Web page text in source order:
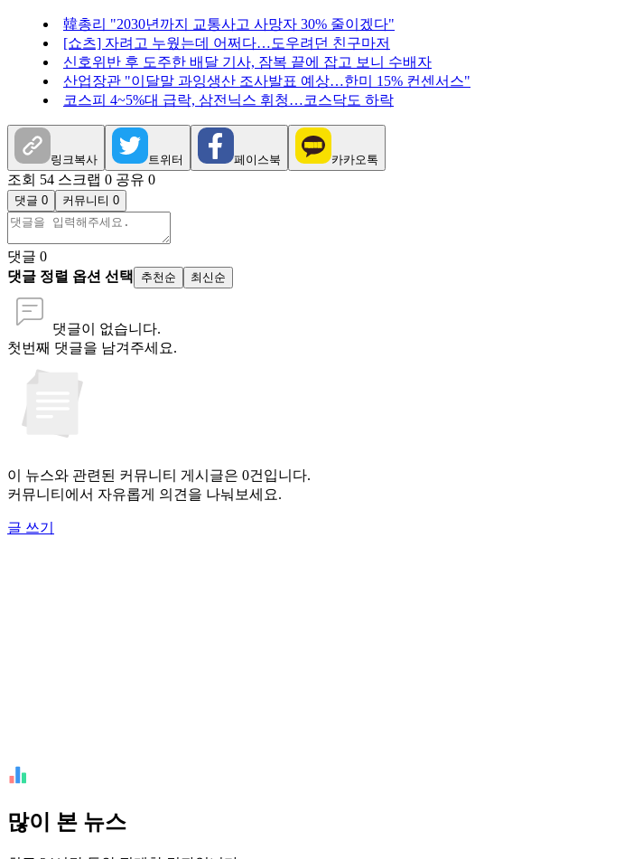
韓총리 "2030년까지 교통사고 사망자 30% 줄이겠다"
[쇼츠] 자려고 누웠는데 어쩌다…도우려던 친구마저
신호위반 후 도주한 배달 기사, 잠복 끝에 잡고 보니 수배자
산업장관 "이달말 과잉생산 조사발표 예상…한미 15% 컨센서스"
코스피 4~5%대 급락, 삼전닉스 휘청…코스닥도 하락
링크복사 트위터 페이스북 카카오톡
조회 54 스크랩 0 공유 0
댓글 0 커뮤니티 0
댓글 0
댓글 정렬 옵션 선택
추천순 최신순
댓글이 없습니다.
첫번째 댓글을 남겨주세요.
이 뉴스와 관련된 커뮤니티 게시글은 0건입니다.
커뮤니티에서 자유롭게 의견을 나눠보세요.
글 쓰기
많이 본 뉴스